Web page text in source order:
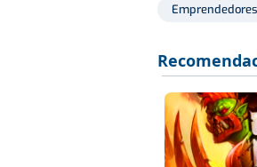
Emprendedores